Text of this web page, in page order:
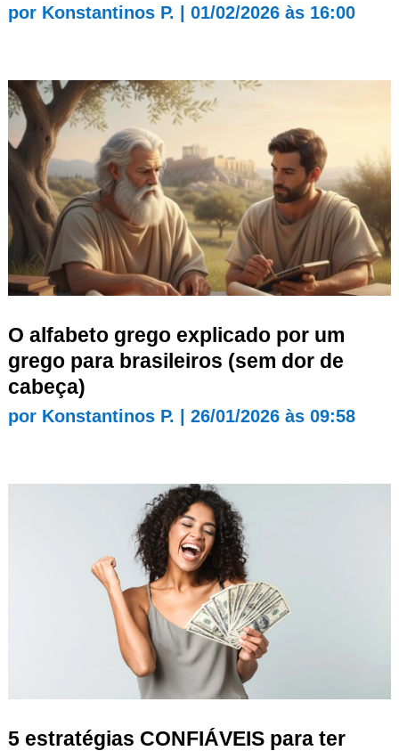
por Konstantinos P. 01/02/2026 às 16:00
O alfabeto grego explicado por um
grego para brasileiros (sem dor de
cabeça)
por Konstantinos P. 26/01/2026 às 09:58
5 estratégias CONFIÁVEIS para ter